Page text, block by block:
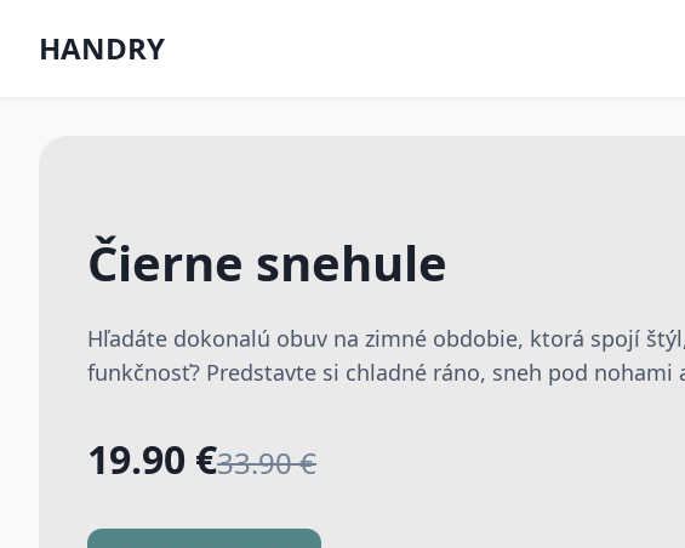
HANDRY
Čierne snehule
Hľadáte dokonalú obuv na zimné obdobie, ktorá spojí
funkčnosť? Predstavte si chladné ráno, sneh pod nohami
19.90 €33.90 €